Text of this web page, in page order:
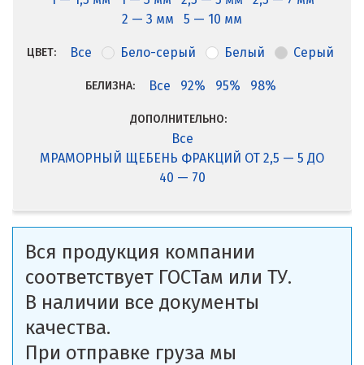
2 — 3 мм
5 — 10 мм
ЦВЕТ: Все Бело-серый Белый Серый
БЕЛИЗНА: Все 92% 95% 98%
ДОПОЛНИТЕЛЬНО:
Все
МРАМОРНЫЙ ЩЕБЕНЬ ФРАКЦИЙ ОТ 2,5 — 5 ДО
40 — 70
Вся продукция компании
соответствует ГОСТам или ТУ.
В наличии все документы
качества.
При отправке груза мы